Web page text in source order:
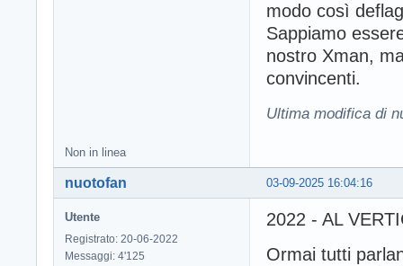
modo così
Sappiamo
nostro Xman,
convincenti.
Ultima modifica di
Non in linea
03-09-2025 16:04:16
nuotofan
Utente
Registrato: 20-06-2022
Messaggi: 4'125
2022 - AL
Ormai tutti